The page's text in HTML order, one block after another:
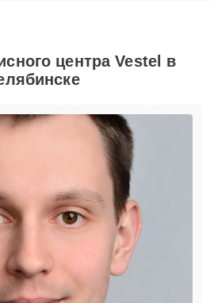
центра Vestel в